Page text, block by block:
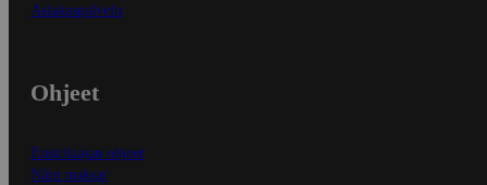
Asiakaspalvelu
Ohjeet
Ensitilaajan ohjeet
Näin maksat